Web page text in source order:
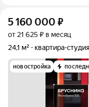
5 160 000 ₽
от 21 625 ₽ в месяц
24,1 м²
квартира-студия
новостройка